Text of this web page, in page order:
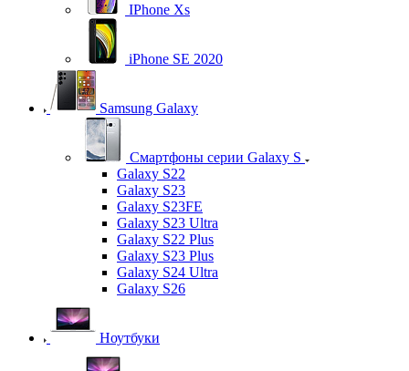
IPhone Xs
iPhone SE 2020
Samsung Galaxy
Смартфоны серии Galaxy S
Galaxy S22
Galaxy S23
Galaxy S23FE
Galaxy S23 Ultra
Galaxy S22 Plus
Galaxy S23 Plus
Galaxy S24 Ultra
Galaxy S26
Ноутбуки